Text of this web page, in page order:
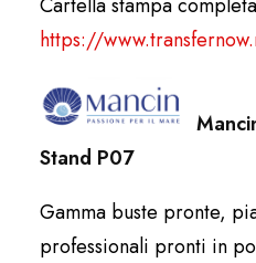
Cartella stampa
https://
Stand P07
Gamma buste pronte,
professionali pronti in